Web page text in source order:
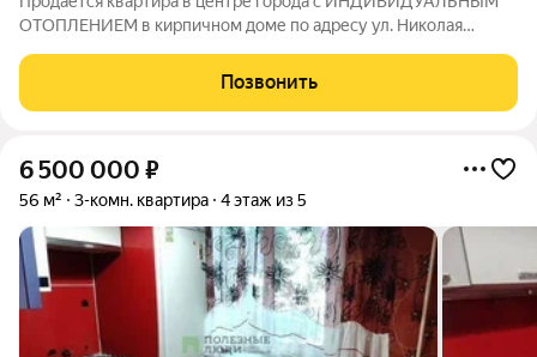
ОТОПЛЕНИЕМ в кирпичном доме по адресу ул. Николая
рынок, огромное количество заведений, остановок
общественного транспорта, развитая городская
Позвонить
6 500 000 ₽
56 м² 3-комн. квартира 4 этаж из 5